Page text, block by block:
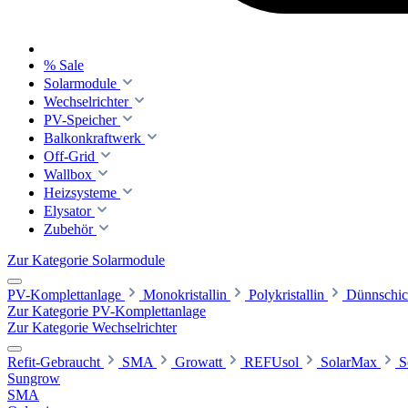
% Sale
Solarmodule
Wechselrichter
PV-Speicher
Balkonkraftwerk
Off-Grid
Wallbox
Heizsysteme
Elysator
Zubehör
Zur Kategorie Solarmodule
PV-Komplettanlage Monokristallin Polykristallin
Zur Kategorie PV-Komplettanlage
Zur Kategorie Wechselrichter
Refit-Gebraucht SMA Growatt REFUsol SolarMax
Sungrow
SMA